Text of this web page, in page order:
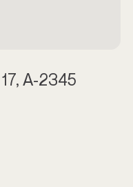
A-2345